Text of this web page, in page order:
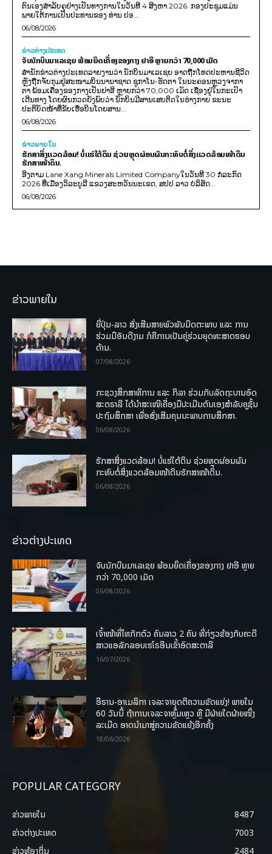
ຕົນເອງສຳລັບຄູຢ່າງເປັນທາງການໃນວັນທີ 4 ສິງຫາ 2026. ກອງປະຊຸມແມ່ນ
ພາຍໃຕ້ການເປັນປະທານຂອງ ທ່ານ ປອ...
06/08/2026
ຂ່າວຕ່າງປະເທດ
ຈັບນັກບິນມາເລເຊຍ ພ້ອມຍຶດເຄື່ອງຂອງກາງ ຢາອີ ຫຼາຍກວ່າ 70,000 ເມັດ
ສຳນັກຂ່າວຕ່າງປະເທດລາຍງານວ່າ ນັກບິນມາເລເຊຍ ອາດຖືກໂທດປະຫານຊີວິດ
ຫຼັງຖືກຈັບກຸມຢູ່ສະໜາມບິນນານາຊາດ ຊູກາໂນ-ຮັດຕາ ໃນນະຄອນຫຼວງຈາກາ
ຕາ ພ້ອມເຄື່ອງຂອງກາງເປັນຢາອີ ຫຼາຍກວ່າ 70,000 ເມັດ ເຊື່ອງຢູ່ໃນກະເປົາ
ເດີນທາງ ໂດຍຜົນກວດຍັງພົບວ່າ ນັກບິນມີສານເສບຕິດໃນຮ່າງກາຍ ຂະນະ
ປະຕິບັດໜ້າທີ່ຂັບເຮືອບິນໂດຍສານ...
06/08/2026
ຂ່າວພາຍ​ໃນ
ຮັກສາສິ່ງແວດລ້ອມ! ບໍ່ແຮ່ໃຕ້ດິນ ຊ່ວຍຫຼຸດຜ່ອນຜົນກະທົບຕໍ່ສິ່ງແວດລ້ອມໜ້າດິນ
ຮັກສາໜ້າດິນ.
ອີງຕາມ Lane Xang Minerals Limited Companyໃນວັນທີ 30 ກໍລະກົດ
2026 ທີ່ເມືອງວິລະບູລີ ແຂວງສະຫວັນນະເຂດ, ສປປ ລາວ ບໍລິສັດ...
06/08/2026
ຂ່າວພາຍໃນ
ຍີ່ປຸ່ນ-ລາວ ສົ່ງເສີມສາຍພົວພັນມິດຕະພາບ ແລະ ການ
ຮ່ວມມືອັນດີງາມ ກໍຄືການເປັນຄູ່ຮ່ວມຍຸດທະສາດຮອບ
ດ້ານ.
07/08/2026
ກະຊວງສຶກສາທິການ ແລະ ກິລາ ຮ່ວມກັບລັດຖະບານອົດ
ສະຕຣາລີ ໄດ້ນຳສະເໜີເຄື່ອງມືປະເມີນຕົນເອງສຳລັບຄູຊັ້ນ
ປະຖົມສຶກສາ ເພື່ອສົ່ງເສີມຄຸນນະພາບການສຶກສາ.
06/08/2026
ຮັກສາສິ່ງແວດລ້ອມ! ບໍ່ແຮ່ໃຕ້ດິນ ຊ່ວຍຫຼຸດຜ່ອນຜົນ
ກະທົບຕໍ່ສິ່ງແວດລ້ອມໜ້າດິນຮັກສາໜ້າດິນ.
06/08/2026
ຂ່າວຕ່າງປະເທດ
ຈັບນັກບິນມາເລເຊຍ ພ້ອມຍຶດເຄື່ອງຂອງກາງ ຢາອີ ຫຼາຍ
ກວ່າ 70,000 ເມັດ
06/08/2026
ເຈົ້າໜ້າທີ່ໄທກັກຕົວ ຄົນລາວ 2 ຄົນ ທີ່ກ່ຽວຂ້ອງກັບຄະດີ
ສາວແອລັກລອບເຮໂຣອີນເຂົ້າອົດສະຕາລີ
16/07/2026
ອີຣານ-ອາເມລິກາ ເຈລະຈາຍຸດຕິຄວາມຂັດແຍ່ງ! ພາຍໃນ
60 ວັນນີ້ ຖ້າການເຈລະຈາຫຼົ້ມເຫຼວ ຫຼື ມີຝ່າຍໃດຝ່າຍໜຶ່ງ
ລະເມີດ ອາດນໍາມາສູ່ຄວາມຂັດແຍ້ງອີກຄັ້ງ
18/06/2026
POPULAR CATEGORY
ຂ່າວພາຍ​ໃນ
8487
ຂ່າວຕ່າງປະເທດ
7003
ຂ່າວທ້ອງຖິ່ນ
2484